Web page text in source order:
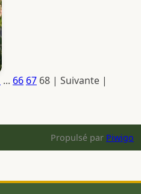
... 66 67 68 | Suivante |
Propulsé par Piwigo